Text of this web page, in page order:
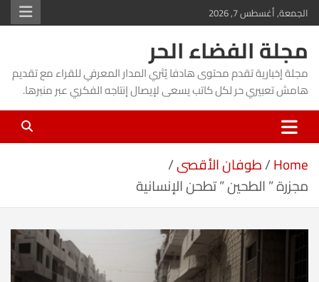
Skip
to
content
الجمعة, أغسطس 7, 2026
مجلة الفضاء الحر
مجلة إخبارية تقدم محتوى هادفا يُثري المدار المعرفي للقراء مع تقديم
هامش تعبيري حر لكل كاتب يسعى لإيصال إنتاجه الفكري عبر منبرها.
Home طوفان الأقصى
مجزرة ” الطحين ” تطحن الإنسانية